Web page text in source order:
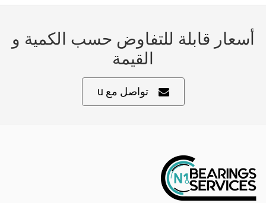
أسعار قابلة للتفاوض حسب الكمية و
القيمة
تواصل مع u